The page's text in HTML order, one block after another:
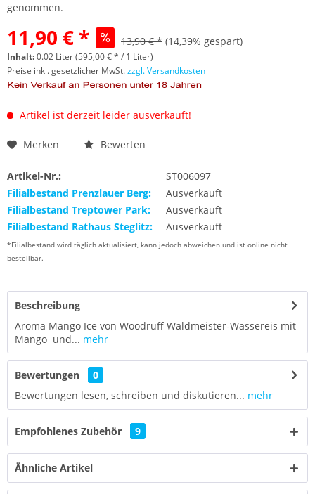
genommen.
11,90 € * 13,90 € * (14,39% gespart)
Inhalt:0.02 Liter (595,00 € * / 1 Liter)
Preise inkl. gesetzlicher MwSt.zzgl. Versandkosten
Artikel ist derzeit leider ausverkauft!
Merken Bewerten
Artikel-Nr.:
ST006097
Filialbestand Prenzlauer Berg:
Ausverkauft
Filialbestand Treptower Park:
Ausverkauft
Filialbestand Rathaus Steglitz:
Ausverkauft
*Filialbestand wird täglich aktualisiert, kann jedoch abweichen und ist online nicht
bestellbar.
Beschreibung
Aroma Mango Ice von Woodruff Waldmeister-Wassereis mit
Mango und... mehr
Bewertungen
0
Bewertungen lesen, schreiben und diskutieren... mehr
Empfohlenes Zubehör 9
Ähnliche Artikel